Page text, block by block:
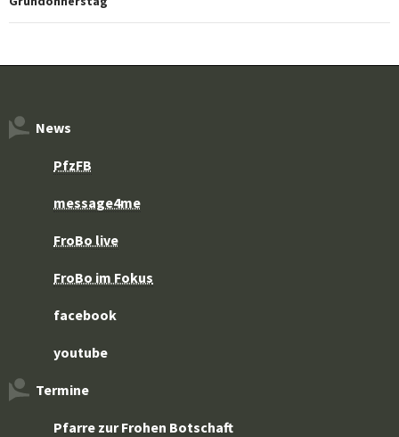
News
PfzFB
message4me
FroBo live
FroBo im Fokus
facebook
youtube
Termine
Pfarre zur Frohen Botschaft